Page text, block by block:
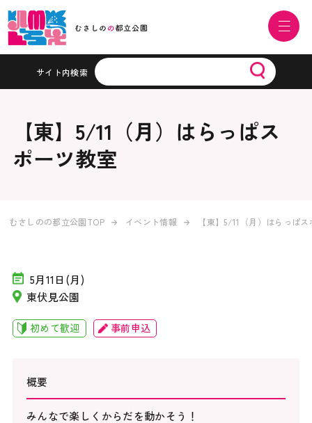
サイト内検索
【東】5/11（月）はらっぱス
ポーツ教室
むさしのの都立公園TOP イベント情報 【東】5/11（月）はらっぱ
5月11日(月)
東伏見公園
初めて歓迎 事前申込
概要
みんなで楽しくからだを動かそう！